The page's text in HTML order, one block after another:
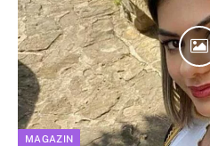
MAGAZIN